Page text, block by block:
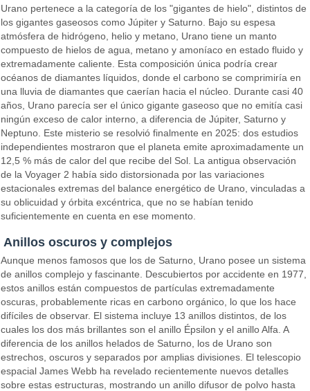
Urano pertenece a la categoría de los "gigantes de hielo", distintos de
los gigantes gaseosos como Júpiter y Saturno. Bajo su espesa
atmósfera de hidrógeno, helio y metano, Urano tiene un manto
compuesto de hielos de agua, metano y amoníaco en estado fluido y
extremadamente caliente. Esta composición única podría crear
océanos de diamantes líquidos, donde el carbono se comprimiría en
una lluvia de diamantes que caerían hacia el núcleo. Durante casi 40
años, Urano parecía ser el único gigante gaseoso que no emitía casi
ningún exceso de calor interno, a diferencia de Júpiter, Saturno y
Neptuno. Este misterio se resolvió finalmente en 2025: dos estudios
independientes mostraron que el planeta emite aproximadamente un
12,5 % más de calor del que recibe del Sol. La antigua observación
de la Voyager 2 había sido distorsionada por las variaciones
estacionales extremas del balance energético de Urano, vinculadas a
su oblicuidad y órbita excéntrica, que no se habían tenido
suficientemente en cuenta en ese momento.
Anillos oscuros y complejos
Aunque menos famosos que los de Saturno, Urano posee un sistema
de anillos complejo y fascinante. Descubiertos por accidente en 1977,
estos anillos están compuestos de partículas extremadamente
oscuras, probablemente ricas en carbono orgánico, lo que los hace
difíciles de observar. El sistema incluye 13 anillos distintos, de los
cuales los dos más brillantes son el anillo Épsilon y el anillo Alfa. A
diferencia de los anillos helados de Saturno, los de Urano son
estrechos, oscuros y separados por amplias divisiones. El telescopio
espacial James Webb ha revelado recientemente nuevos detalles
sobre estas estructuras, mostrando un anillo difusor de polvo hasta